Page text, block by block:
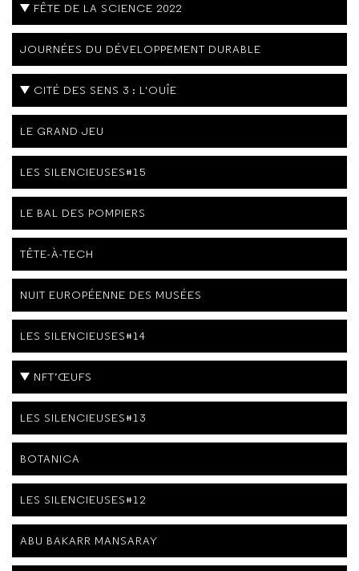
FÊTE DE LA SCIENCE 2022
JOURNÉES DU DÉVELOPPEMENT DURABLE
CITÉ DES SENS 3 : L'OUÎE
LE GRAND JEU
LES SILENCIEUSES#15
LE BAL DES POMPIERS
TÊTE-À-TECH
NUIT EUROPÉENNE DES MUSÉES
LES SILENCIEUSES#14
NFT’ŒUFS
LES SILENCIEUSES#13
BOTANICA
LES SILENCIEUSES#12
ABU BAKARR MANSARAY